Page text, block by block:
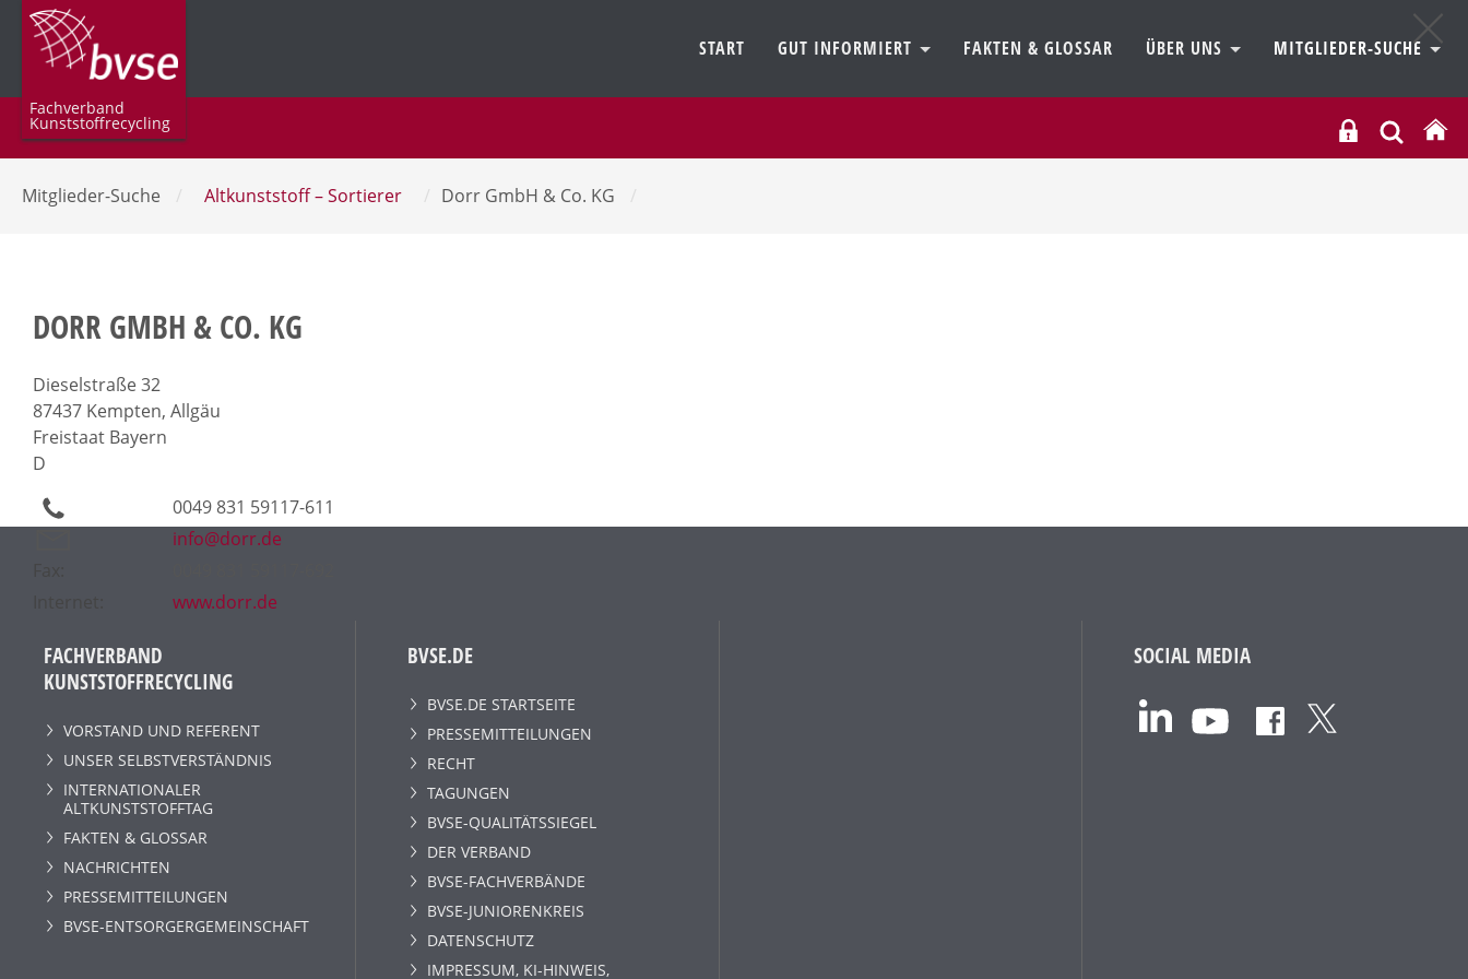
Fachverband
Kunststoffrecycling
START GUT INFORMIERT FAKTEN & GLOSSAR ÜBER UNS MITGLIEDER-SUCHE
Mitglieder-Suche / Altkunststoff – Sortierer / Dorr GmbH & Co. KG /
DORR GMBH & CO. KG
Dieselstraße 32
87437 Kempten, Allgäu
Freistaat Bayern
D
0049 831 59117-611
info@dorr.de
www.dorr.de
FACHVERBAND
KUNSTSTOFFRECYCLING
VORSTAND UND REFERENT
UNSER SELBSTVERSTÄNDNIS
INTERNATIONALER
ALTKUNSTSTOFFTAG
FAKTEN & GLOSSAR
NACHRICHTEN
PRESSEMITTEILUNGEN
BVSE-ENTSORGERGEMEINSCHAFT
BVSE.DE
BVSE.DE STARTSEITE
PRESSEMITTEILUNGEN
RECHT
TAGUNGEN
BVSE-QUALITÄTSSIEGEL
DER VERBAND
BVSE-FACHVERBÄNDE
BVSE-JUNIORENKREIS
DATENSCHUTZ
IMPRESSUM, KI-HINWEIS,
SOCIAL MEDIA